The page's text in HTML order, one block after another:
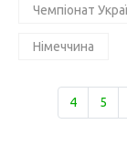
Чемпіонат
Німеччина
4 5